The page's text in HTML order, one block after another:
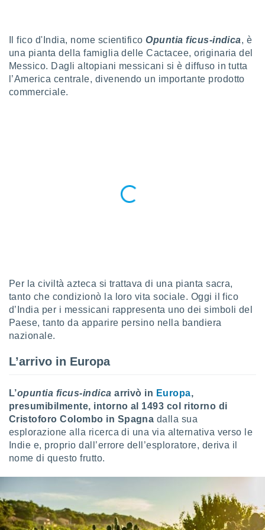
di
nostri
ci
di
cookie
il tuo
in
a piè
del
web.
cookie
dei
Il fico d'India, nome scientificoOpuntia ficus-indica, è
una pianta della famiglia delle Cactacee, originaria del
Messico. Dagli altopiani messicani si è diffuso in tutta
l’America centrale, divenendo un importante prodotto
commerciale.
Per la civiltà azteca si trattava di una pianta sacra,
tanto che condizionò la loro vita sociale. Oggi il fico
d’India per i messicani rappresenta uno dei simboli del
Paese, tanto da apparire persino nella bandiera
nazionale.
L’arrivo in Europa
L’opuntia ficus-indica arrivò in Europa,
presumibilmente, intorno al 1493 col ritorno di
Cristoforo Colombo in Spagna dalla sua
esplorazione alla ricerca di una via alternativa verso le
Indie e, proprio dall’errore dell’esploratore, deriva il
nome di questo frutto.